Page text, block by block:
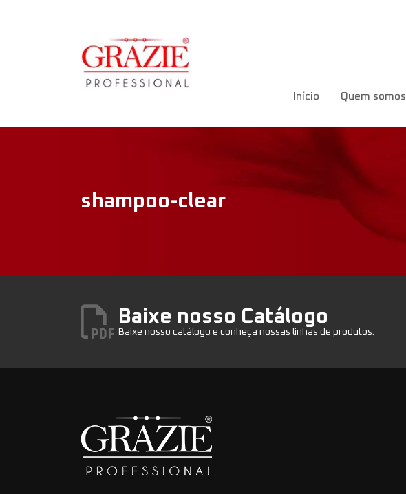
Início Quem somos
shampoo-clear
Baixe nosso Catálogo
Baixe nosso catálogo e conheça nossas linhas de produtos.